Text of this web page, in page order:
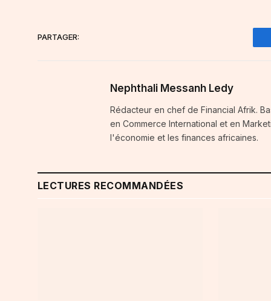
PARTAGER:
Nephthali Messanh Ledy
Rédacteur en chef de Financial Afrik.
en Commerce International et en
l'économie et les finances africaines.
LECTURES RECOMMANDÉES